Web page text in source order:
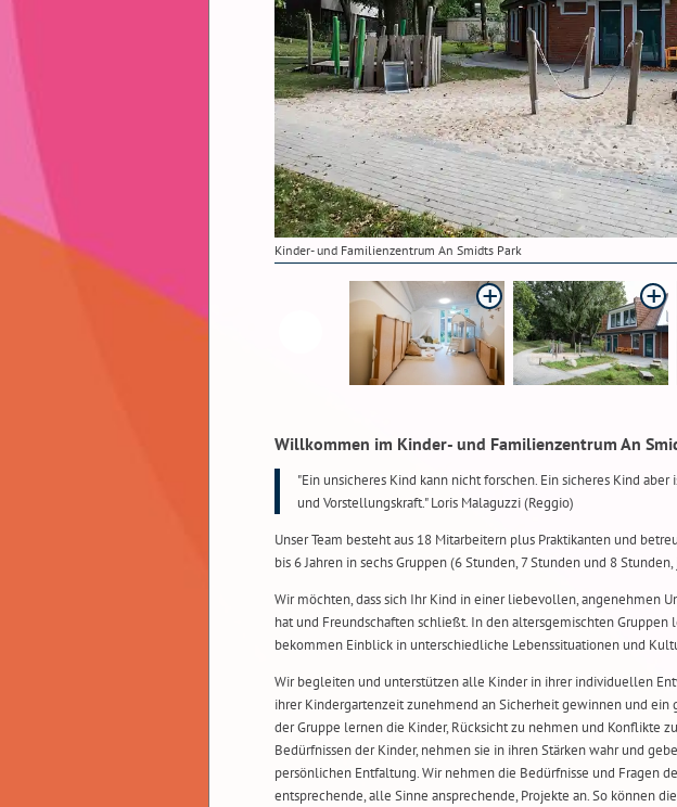
Kinder- und Familienzentrum An Smidts Park
Willkommen im Kinder- und Familienzentrum An
"Ein unsicheres Kind kann nicht forschen. Ein sicheres Kind
und Vorstellungskraft." Loris Malaguzzi (Reggio)
Unser Team besteht aus 18 Mitarbeitern plus Praktikanten und
bis 6 Jahren in sechs Gruppen (6 Stunden, 7 Stunden und 8
Wir möchten, dass sich Ihr Kind in einer liebevollen, angenehmen
hat und Freundschaften schließt. In den altersgemischten Gruppen
bekommen Einblick in unterschiedliche Lebenssituationen und
Wir begleiten und unterstützen alle Kinder in ihrer individuellen
ihrer Kindergartenzeit zunehmend an Sicherheit gewinnen und
der Gruppe lernen die Kinder, Rücksicht zu nehmen und Konflikte
Bedürfnissen der Kinder, nehmen sie in ihren Stärken wahr und
persönlichen Entfaltung. Wir nehmen die Bedürfnisse und Fragen
entsprechende, alle Sinne ansprechende, Projekte an. So können